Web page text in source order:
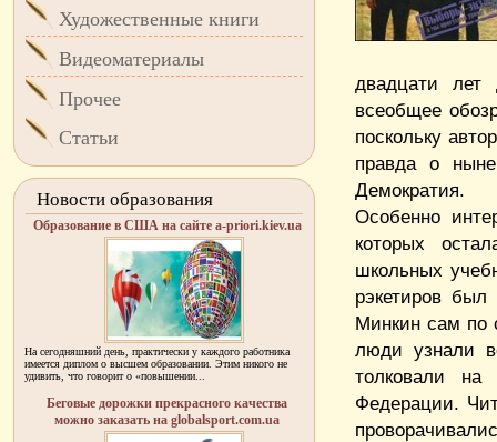
двадцати лет
всеобщее
поскольку
правда о
Демократия.
Особенно
которых
школьных
рэкетиров
Минкин сам по
люди узнали
толковали на
Федерации.
Художественные книги
Видеоматериалы
Прочее
Статьи
Новости образования
Образование в США на сайте a-priori.kiev.ua
На сегодняшний день, практически у каждого работника
имеется диплом о высшем образовании. Этим никого не
удивить, что говорит о «повышении...
Беговые дорожки прекрасного качества
можно заказать на globalsport.com.ua